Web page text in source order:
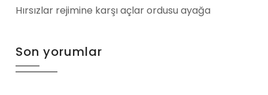
Hırsızlar rejimine karşı açlar ordusu ayağa
Son yorumlar